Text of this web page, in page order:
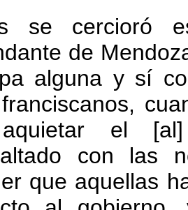
se cercioró
de
alguna y sí
el
con las
que aquellas